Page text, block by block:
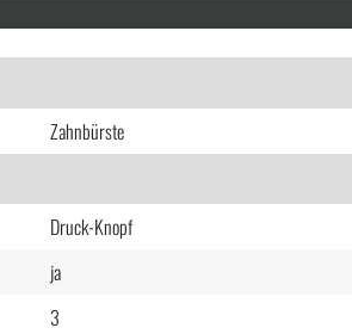
Zahnbürste
Druck-Knopf
ja
3